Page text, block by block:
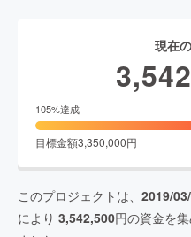
現在
105%達成
目標金額3,350,000円
このプロジェクトは、 2019/
により 3,542,500円の資金を集